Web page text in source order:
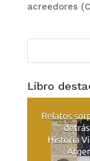
acreedores
Libro